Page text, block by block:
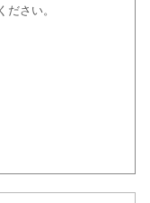
さい。